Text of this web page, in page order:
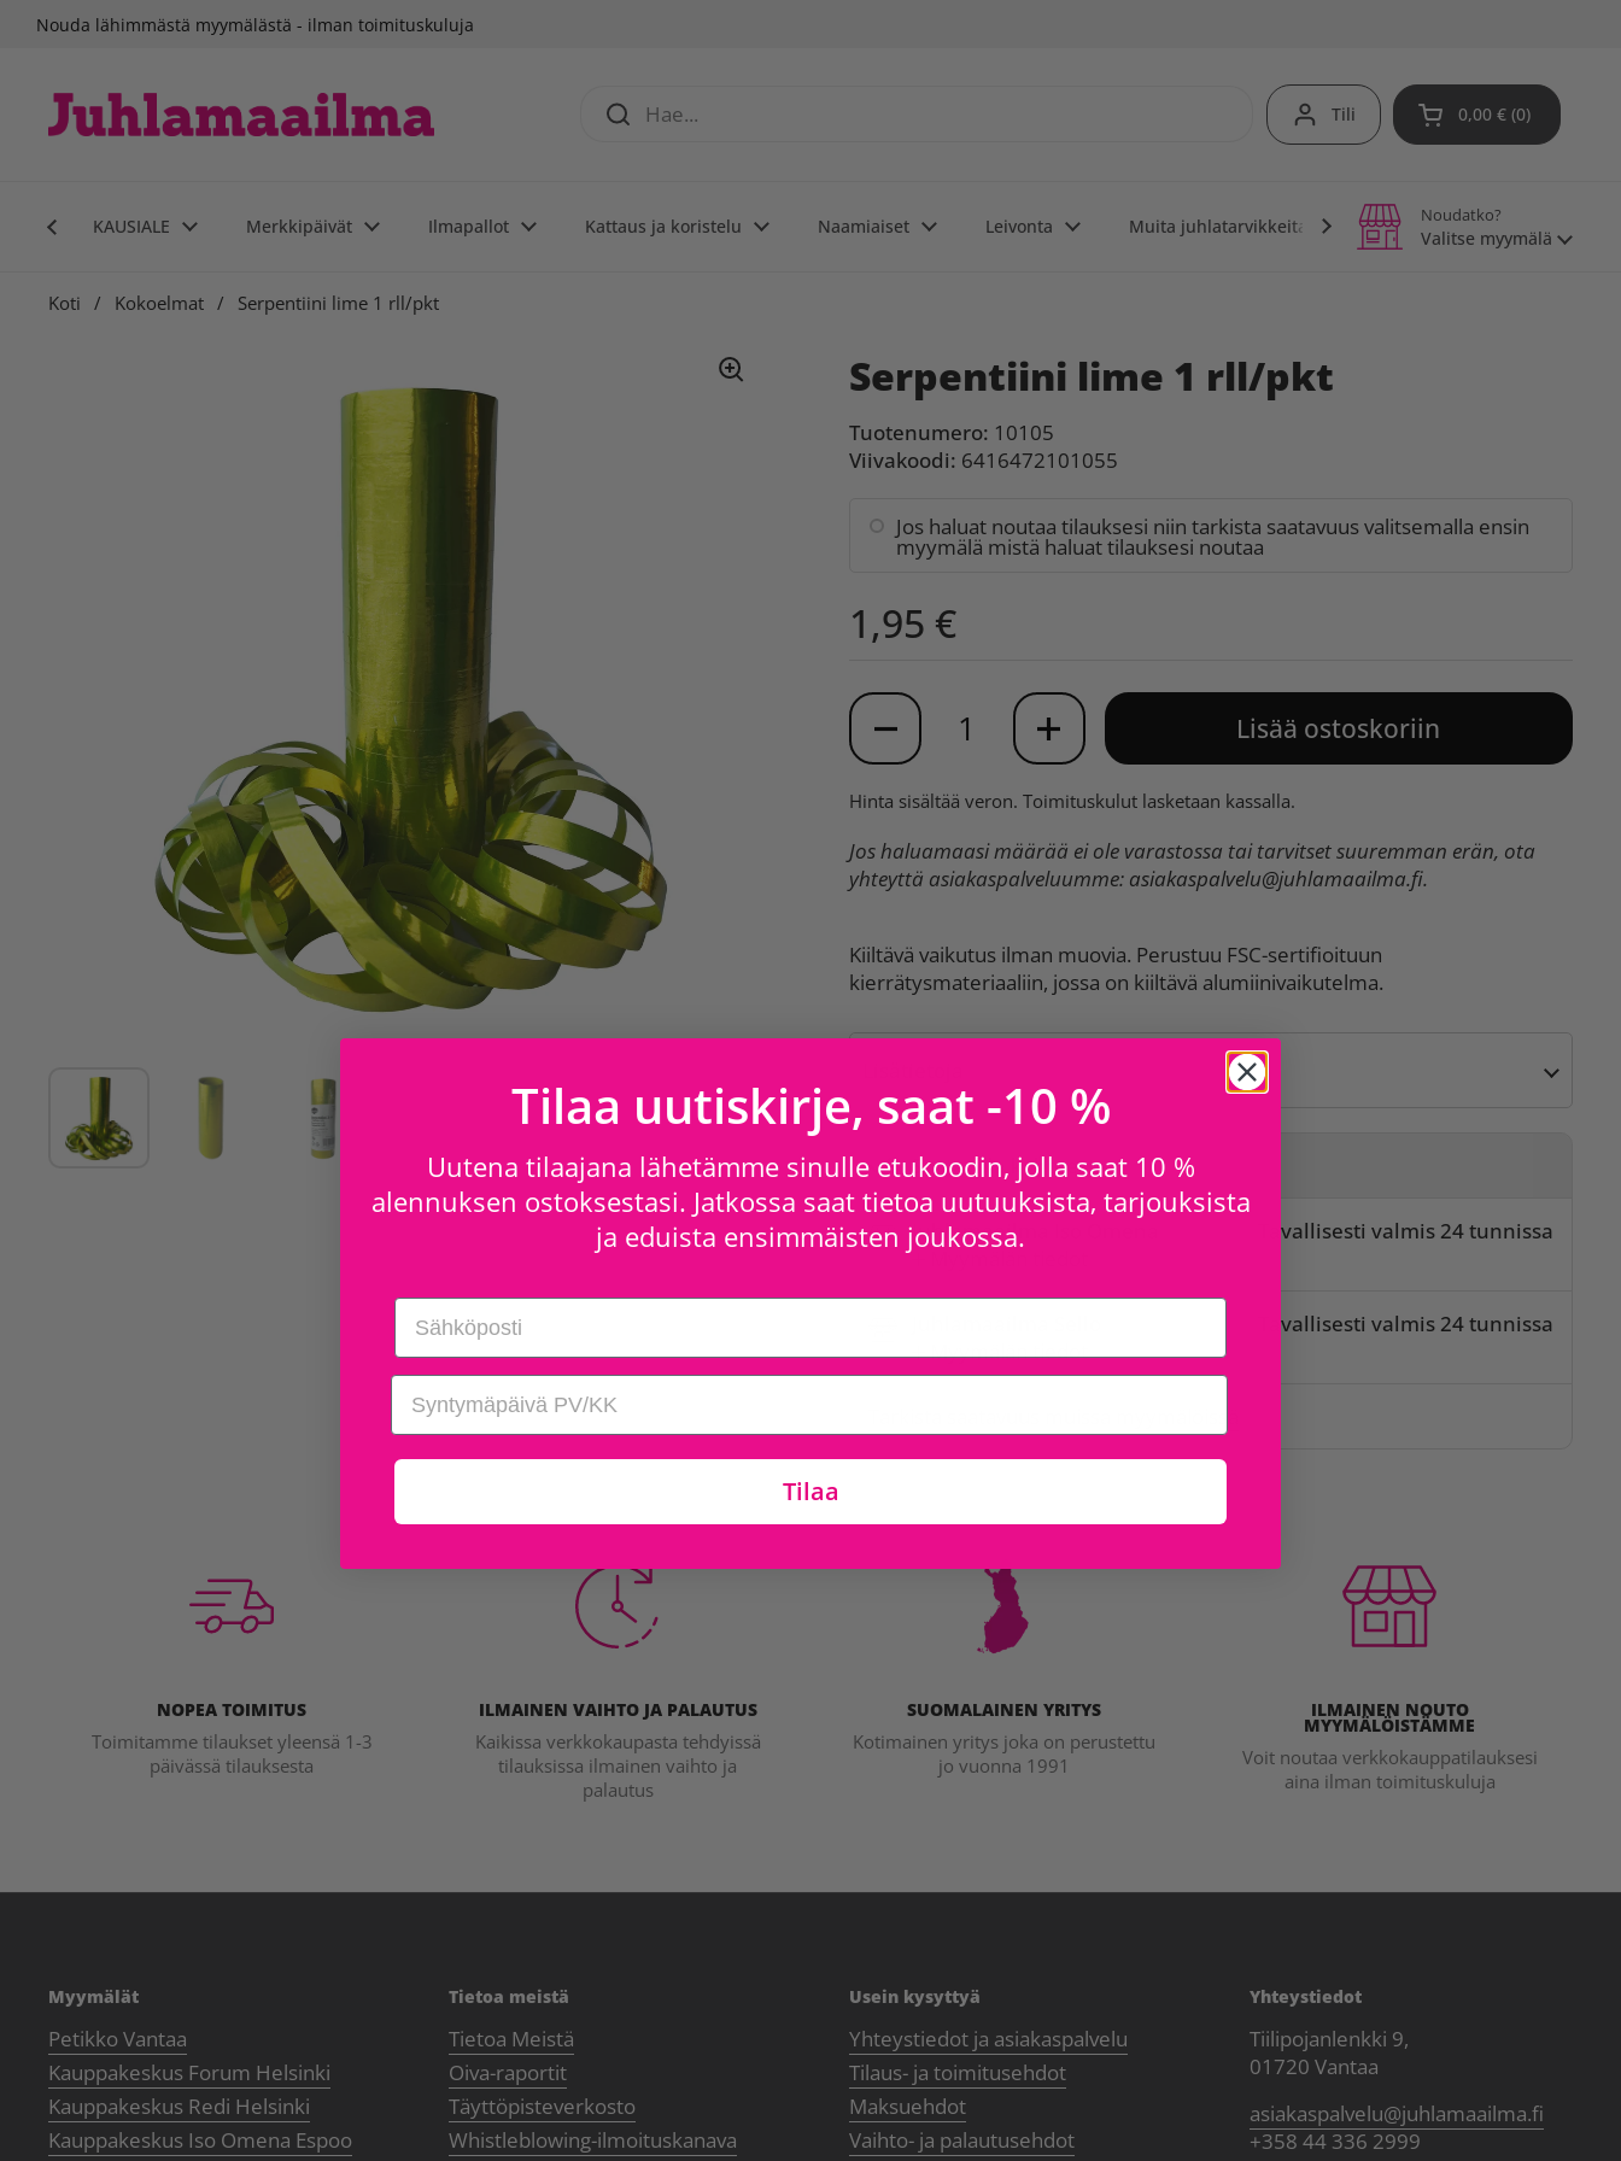
Siirry sisältöön Suomalainen verkkokauppa
Tili Avaa ostoskori
0,00 € 0
KAUSIALE Merkkipäivät Ilmapallot Kattaus ja koristelu Naamiaiset Leivonta Muita juhlatarvikkeita Teemajuhlat
Noudatko?
Valitse myymälä
Koti / Kokoelmat / Serpentiini lime 1 rll/pkt
Serpentiini lime 1 rll/pkt
Tuotenumero: 10105
Viivakoodi: 6416472101055
Jos haluat noutaa tilauksesi niin tarkista saatavuus valitsemalla ensin
myymälä mistä haluat tilauksesi noutaa
1,95 €
Määrä
Lisää ostoskoriin
Hinta sisältää veron. Toimituskulut lasketaan kassalla.
Jos haluamaasi määrää ei ole varastossa tai tarvitset suuremman erän, ota
yhteyttä asiakaspalveluumme: asiakaspalvelu@juhlamaailma.fi.
Kiiltävä vaikutus ilman muovia. Perustuu FSC-sertifioituun
kierrätysmateriaaliin, jossa on kiiltävä alumiinivaikutelma.
Saatavilla kohteesta
Juhlamaailma Iso Omena
Tavallisesti valmis 24 tunnissa
Myymälän tiedot
Tavallisesti valmis 24 tunnissa
NOPEA TOIMITUS
Toimitamme tilaukset yleensä 1-3
päivässä tilauksesta
ILMAINEN VAIHTO JA PALAUTUS
Kaikissa verkkokaupasta tehdyissä
tilauksissa ilmainen vaihto ja
palautus
SUOMALAINEN YRITYS
Kotimainen yritys joka on perustettu
jo vuonna 1991
ILMAINEN NOUTO
MYYMÄLÖISTÄMME
Voit noutaa verkkokauppatilauksesi
aina ilman toimituskuluja
Myymälät
Petikko Vantaa
Kauppakeskus Forum Helsinki
Kauppakeskus Redi Helsinki
Kauppakeskus Iso Omena Espoo
Tietoa meistä
Tietoa Meistä
Oiva-raportit
Täyttöpisteverkosto
Whistleblowing-ilmoituskanava
Usein kysyttyä
Yhteystiedot ja asiakaspalvelu
Tilaus- ja toimitusehdot
Maksuehdot
Vaihto- ja palautusehdot
Yhteystiedot
Tiilipojanlenkki 9,
01720 Vantaa
asiakaspalvelu@juhlamaailma.fi
+358 44 336 2999
Tilaa uutiskirje, saat -10 %
Uutena tilaajana lähetämme sinulle etukoodin, jolla saat 10 %
alennuksen ostoksestasi. Jatkossa saat tietoa uutuuksista, tarjouksista
ja eduista ensimmäisten joukossa.
Email
birthday
Tilaa